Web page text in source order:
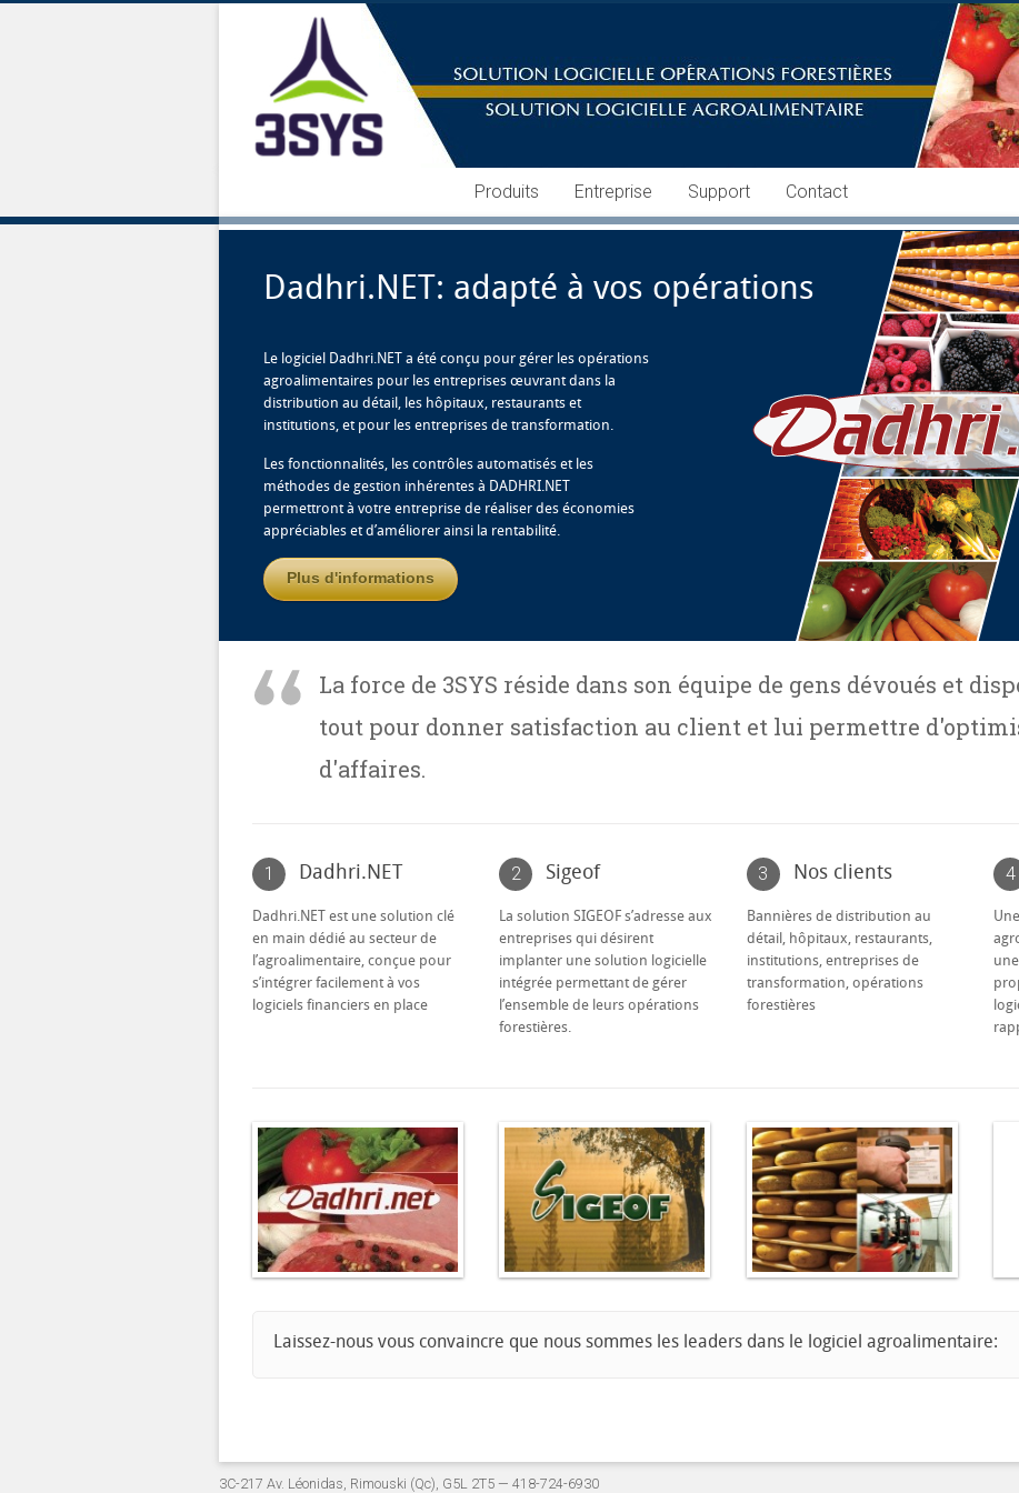
Produits Entreprise Support Contact
Dadhri.NET: adapté à vos opérations
Le logiciel Dadhri.NET a été conçu pour gérer les opérations
agroalimentaires pour les entreprises œuvrant dans la
distribution au détail, les hôpitaux, restaurants et
institutions, et pour les entreprises de transformation.
Les fonctionnalités, les contrôles automatisés et les
méthodes de gestion inhérentes à DADHRI.NET
permettront à votre entreprise de réaliser des économies
appréciables et d’améliorer ainsi la rentabilité.
Plus d'informations
La force de 3SYS réside dans son équipe de gens dévoués et
tout pour donner satisfaction au client et lui permettre
d'affaires.
1 Dadhri.NET
Dadhri.NET est une solution clé
en main dédié au secteur de
l’agroalimentaire, conçue pour
s’intégrer facilement à vos
logiciels financiers en place
2 Sigeof
La solution SIGEOF s’adresse aux
entreprises qui désirent
implanter une solution logicielle
intégrée permettant de gérer
l’ensemble de leurs opérations
forestières.
3 Nos clients
Bannières de distribution au
détail, hôpitaux, restaurants,
institutions, entreprises de
transformation, opérations
forestières
4
Laissez-nous vous convaincre que nous sommes les leaders dans le logiciel agroalimentaire:
3C-217 Av. Léonidas, Rimouski (Qc), G5L 2T5 — 418-724-6930